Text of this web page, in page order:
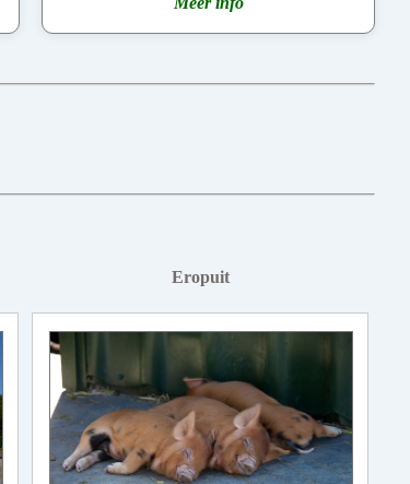
Eropuit